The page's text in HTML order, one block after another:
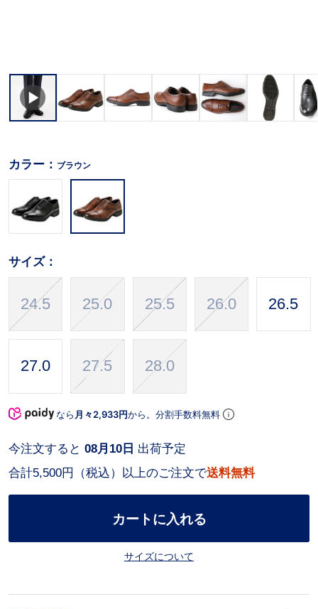
カラー： ブラウン
サイズ：
24.5 25.0 25.5 26.0 26.5
27.0 27.5 28.0
なら 月々2,933円から。分割手数料無料
合計5,500円（税込）以上のご注文で送料無料
今注文すると 08月10日 出荷予定
カートに入れる
サイズについて